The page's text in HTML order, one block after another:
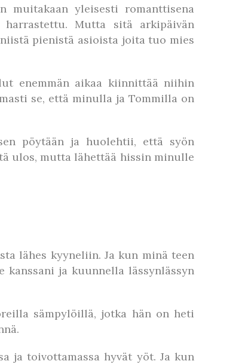
muitakaan yleisesti romanttisena
Mutta sitä arkipäivän
pienistä asioista joita tuo mies
enemmän aikaa kiinnittää niihin
se, että minulla ja Tommilla on
pöytään ja huolehtii, että syön
ulos, mutta lähettää hissin minulle
lähes kyyneliin. Ja kun minä teen
ja kuunnella lässynlässyn
sämpylöillä, jotka hän on heti
ja toivottamassa hyvät yöt. Ja kun